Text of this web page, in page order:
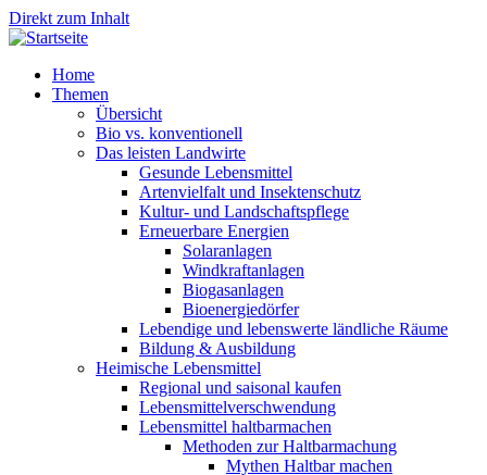
Direkt zum Inhalt
Home
Themen
Übersicht
Bio vs. konventionell
Das leisten Landwirte
Gesunde Lebensmittel
Artenvielfalt und Insektenschutz
Kultur- und Landschaftspflege
Erneuerbare Energien
Solaranlagen
Windkraftanlagen
Biogasanlagen
Bioenergiedörfer
Lebendige und lebenswerte ländliche Räume
Bildung & Ausbildung
Heimische Lebensmittel
Regional und saisonal kaufen
Lebensmittelverschwendung
Lebensmittel haltbarmachen
Methoden zur Haltbarmachung
Mythen Haltbar machen